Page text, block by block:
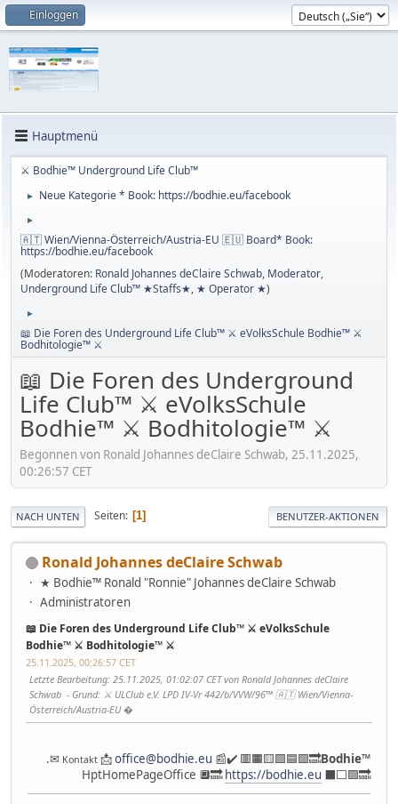
Einloggen
Hauptmenü
⚔ Bodhie™ Underground Life Club™
► Neue Kategorie * Book: https://bodhie.eu/facebook
►
🇦🇹 Wien/Vienna-Österreich/Austria-EU 🇪🇺 Board* Book:
https://bodhie.eu/facebook
(Moderatoren: Ronald Johannes deClaire Schwab, Moderator,
Underground Life Club™ ★Staffs★, ★ Operator ★)
►
📖 Die Foren des Underground Life Club™ ⚔ eVolksSchule Bodhie™ ⚔
Bodhitologie™ ⚔
📖 Die Foren des Underground
Life Club™ ⚔ eVolksSchule
Bodhie™ ⚔ Bodhitologie™ ⚔
Begonnen von Ronald Johannes deClaire Schwab, 25.11.2025,
00:26:57 CET
NACH UNTEN Seiten 1 BENUTZER-AKTIONEN
Ronald Johannes deClaire Schwab
★ Bodhie™ Ronald "Ronnie" Johannes deClaire Schwab
Administratoren
📖 Die Foren des Underground Life Club™ ⚔ eVolksSchule
Bodhie™ ⚔ Bodhitologie™ ⚔
25.11.2025, 00:26:57 CET
Letzte Bearbeitung: 25.11.2025, 01:02:07 CET von Ronald Johannes deClaire
Schwab
Grund: ⚔ ULClub e.V. LPD IV-Vr 442/b/VVW/96™ 🇦🇹 Wien/Vienna-
Österreich/Austria-EU �
.✉ Kontakt 📩office@bodhie.eu 📰✔️ 🟥🟧🟨🟩🟦🟪🔜Bodhie™
HptHomePageOffice 🔲🔜https://bodhie.eu ⬛️⬜️🟪🔜